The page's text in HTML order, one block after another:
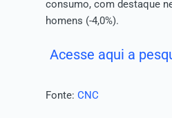
consumo, com destaque
homens (-4,0%).
Acesse aqui a
Fonte: CNC